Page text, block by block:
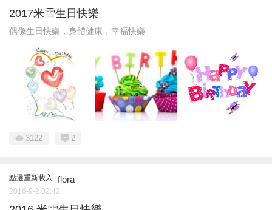
2017米雪生日快樂
偶像生日快樂，身體健康，幸福快樂
3122 2
點選重新載入 flora
2016-9-2 02:43